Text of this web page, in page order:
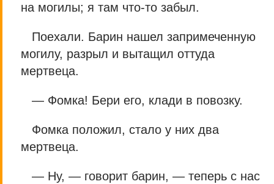
на могилы; я там что-то забыл.
Поехали. Барин нашел запримеченную
могилу, разрыл и вытащил оттуда
мертвеца.
— Фомка! Бери его, клади в повозку.
Фомка положил, стало у них два
мертвеца.
— Ну, — говорит барин, — теперь с нас